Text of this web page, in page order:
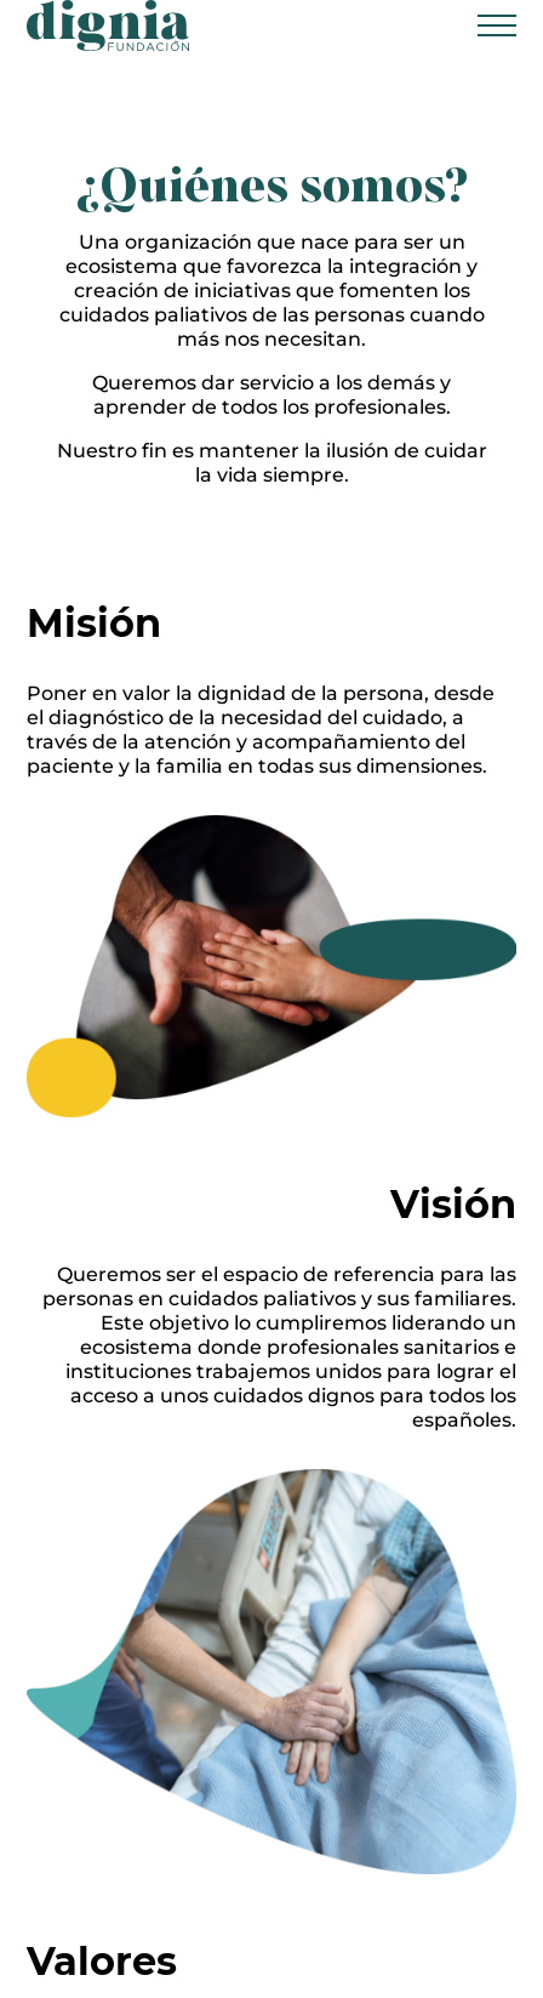
¿Quiénes somos?
¿Qué ofrecemos?
Transparencia
Proyectos
Noticias
Contacto
Dona ahora
¿Quiénes somos?
Una organización que nace para ser un
ecosistema que favorezca la integración y
creación de iniciativas que fomenten los
cuidados paliativos de las personas cuando
más nos necesitan.
Queremos dar servicio a los demás y
aprender de todos los profesionales.
Nuestro fin es mantener la ilusión de cuidar
la vida siempre.
Misión
Poner en valor la dignidad de la persona, desde
el diagnóstico de la necesidad del cuidado, a
través de la atención y acompañamiento del
paciente y la familia en todas sus dimensiones.
Visión
Queremos ser el espacio de referencia para las
personas en cuidados paliativos y sus familiares.
Este objetivo lo cumpliremos liderando un
ecosistema donde profesionales sanitarios e
instituciones trabajemos unidos para lograr el
acceso a unos cuidados dignos para todos los
españoles.
Valores